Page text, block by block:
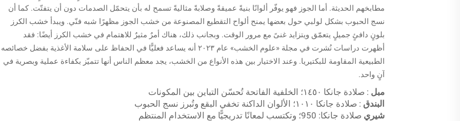
مطابخهم الحديثة. أما الجوز فهو يوفّر ألوانًا بنيةً عميقةً وصلابةً مثاليةً تسمح له بأن يتحمّل الصدمات دون أن يتفتّت. كما أن
نسج الحبوب بشكل لولبي حول بعضها يمنح ألواح التقطيع المصنوعة من خشب الجوز مظهرًا شبه فنّي. ويبدأ خشب الكرز
بلونٍ دافئٍ جميلٍ يتعمّق ويتزايد غنىً مع مرور الوقت. وبجانب ذلك، هناك أمرٌ مثيرٌ للاهتمام في خشب الكرز أيضًا: فقد
أظهرت دراسات نُشرت في مجلة «علوم الخشب» عام ٢٠٢٣ أنه يساعد فعليًّا في الحفاظ على سلامة الأغذية بفضل خصائصه
الطبيعية المقاومة للبكتيريا. وعند الاختيار بين هذه الأنواع من الخشب، يجد معظم الناس أنها تتميّز بكفاءة عملية وبصرية في
آنٍ واحد.
مبل : صلادة جانكا ١٤٥٠؛ الخلفية الفاتحة تُحسّن التباين بين المكونات
البندق : صلادة جانكا ١٠١٠؛ الألوان الداكنة تخفي البقع وتُبرز نسج الحبوب
شيري صلادة جانكا: 950؛ وتكتسب لمعانًا تدريجيًّا مع الاستخدام المنتظم